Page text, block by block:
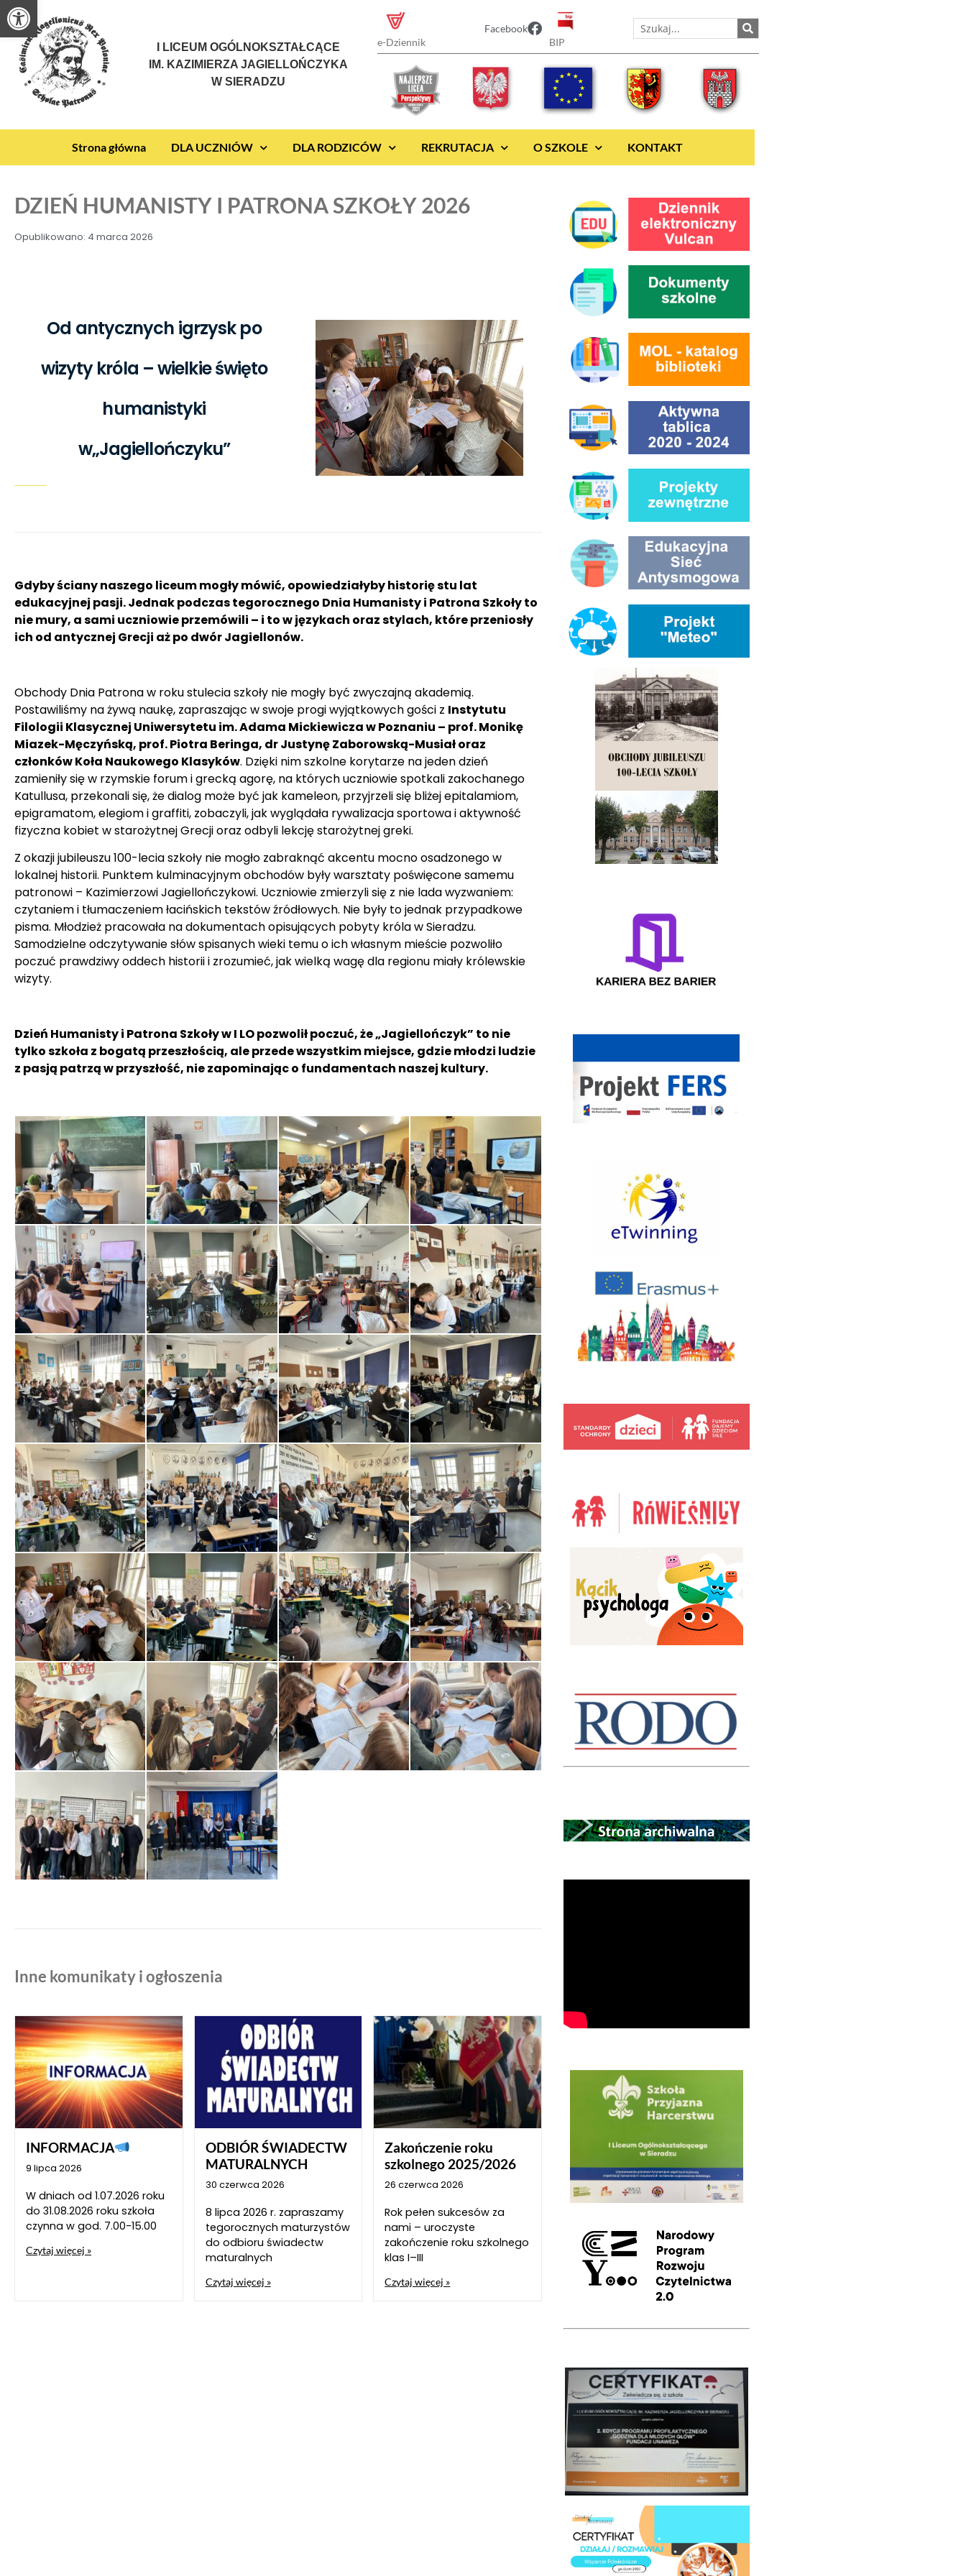
Otwórz pasek narzędzi
I LICEUM OGÓLNOKSZTAŁCĄCE
IM. KAZIMIERZA JAGIELLOŃCZYKA
W SIERADZU
e-Dziennik
Facebook
BIP
Strona główna DLA UCZNIÓW DLA RODZICÓW REKRUTACJA O SZKOLE KONTAKT
DZIEŃ HUMANISTY I PATRONA SZKOŁY 2026
Opublikowano: 4 marca 2026
Od antycznych igrzysk po
wizyty króla – wielkie święto
humanistyki
w„Jagiellończyku”
Gdyby ściany naszego liceum mogły mówić, opowiedziałyby historię stu lat
edukacyjnej pasji. Jednak podczas tegorocznego Dnia Humanisty i Patrona Szkoły to
nie mury, a sami uczniowie przemówili – i to w językach oraz stylach, które przeniosły
ich od antycznej Grecji aż po dwór Jagiellonów.
Obchody Dnia Patrona w roku stulecia szkoły nie mogły być zwyczajną akademią.
Postawiliśmy na żywą naukę, zapraszając w swoje progi wyjątkowych gości z Instytutu
Filologii Klasycznej Uniwersytetu im. Adama Mickiewicza w Poznaniu – prof. Monikę
Miazek-Męczyńską, prof. Piotra Beringa, dr Justynę Zaborowską-Musiał oraz
członków Koła Naukowego Klasyków. Dzięki nim szkolne korytarze na jeden dzień
zamieniły się w rzymskie forum i grecką agorę, na których uczniowie spotkali zakochanego
Katullusa, przekonali się, że dialog może być jak kameleon, przyjrzeli się bliżej epitalamiom,
epigramatom, elegiom i graffiti, zobaczyli, jak wyglądała rywalizacja sportowa i aktywność
fizyczna kobiet w starożytnej Grecji oraz odbyli lekcję starożytnej greki.
Z okazji jubileuszu 100-lecia szkoły nie mogło zabraknąć akcentu mocno osadzonego w
lokalnej historii. Punktem kulminacyjnym obchodów były warsztaty poświęcone samemu
patronowi – Kazimierzowi Jagiellończykowi. Uczniowie zmierzyli się z nie lada wyzwaniem:
czytaniem i tłumaczeniem łacińskich tekstów źródłowych. Nie były to jednak przypadkowe
pisma. Młodzież pracowała na dokumentach opisujących pobyty króla w Sieradzu.
Samodzielne odczytywanie słów spisanych wieki temu o ich własnym mieście pozwoliło
poczuć prawdziwy oddech historii i zrozumieć, jak wielką wagę dla regionu miały królewskie
wizyty.
Dzień Humanisty i Patrona Szkoły w I LO pozwolił poczuć, że „Jagiellończyk” to nie
tylko szkoła z bogatą przeszłością, ale przede wszystkim miejsce, gdzie młodzi ludzie
z pasją patrzą w przyszłość, nie zapominając o fundamentach naszej kultury.
Inne komunikaty i ogłoszenia
INFORMACJA
9 lipca 2026
W dniach od 1.07.2026 roku
do 31.08.2026 roku szkoła
czynna w god. 7.00-15.00
Czytaj więcej »
ODBIÓR ŚWIADECTW
MATURALNYCH
30 czerwca 2026
8 lipca 2026 r. zapraszamy
tegorocznych maturzystów
do odbioru świadectw
maturalnych
Czytaj więcej »
Zakończenie roku
szkolnego 2025/2026
26 czerwca 2026
Rok pełen sukcesów za
nami – uroczyste
zakończenie roku szkolnego
klas I–III
Czytaj więcej »